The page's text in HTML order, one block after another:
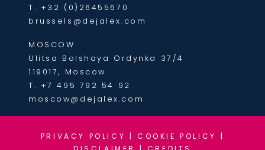
T. +32 (0)26455670
brussels@dejalex.com
MOSCOW
Ulitsa Bolshaya Ordynka 37/4
119017, Moscow
T. +7 495 792 54 92
moscow@dejalex.com
PRIVACY POLICY |COOKIE POLICY
|